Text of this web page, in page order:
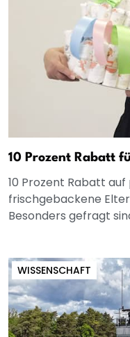
10 Prozent Rabatt
10 Prozent Rabatt
frischgebackene
Besonders gefragt
WISSENSCHAFT